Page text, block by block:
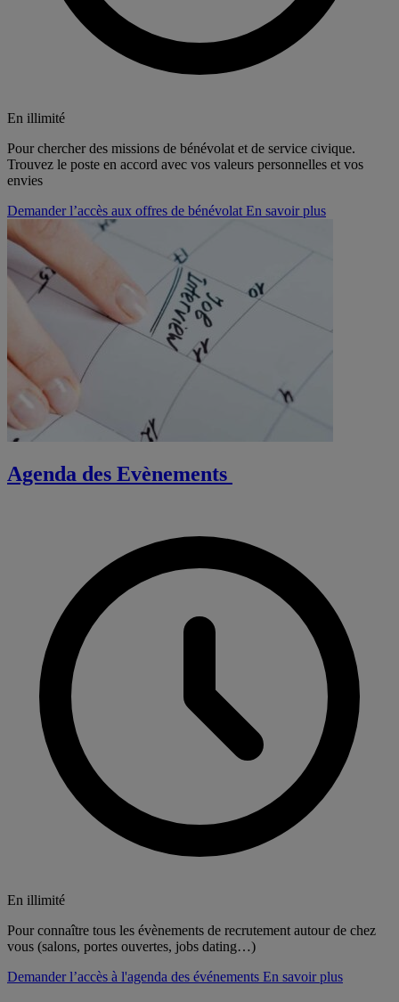
En illimité
Pour chercher des missions de bénévolat et de service civique.
Trouvez le poste en accord avec vos valeurs personnelles et vos
envies
Demander l’accès aux offres de bénévolat En savoir plus
Agenda des Evènements
En illimité
Pour connaître tous les évènements de recrutement autour de chez
vous (salons, portes ouvertes, jobs dating…)
Demander l’accès à l'agenda des événements En savoir plus